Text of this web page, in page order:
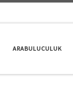
ARABULUCULUK